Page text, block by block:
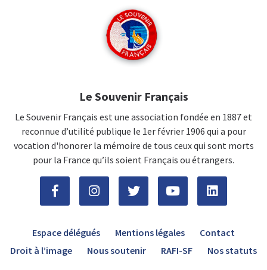
Le Souvenir Français
Le Souvenir Français est une association fondée en 1887 et
reconnue d’utilité publique le 1er février 1906 qui a pour
vocation d'honorer la mémoire de tous ceux qui sont morts
pour la France qu’ils soient Français ou étrangers.
Espace délégués Mentions légales
Contact
Droit à l’image
Nous soutenir RAFI-SF Nos statuts